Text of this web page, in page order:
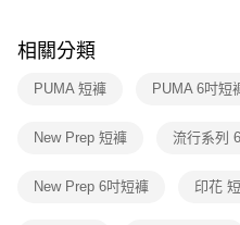
※ 交易是否成功請以「AFTEE先享
是否繳費成功／繳費後需取消欲退款
客戶支援中心」
https://
１．透過由恩沛科技股份有限公司
權轉讓予恩沛科技股份有限公司。
相關分類
PUMA 短褲 PUMA 6吋短
New Prep 短褲 流行系列
New Prep 6吋短褲 印花